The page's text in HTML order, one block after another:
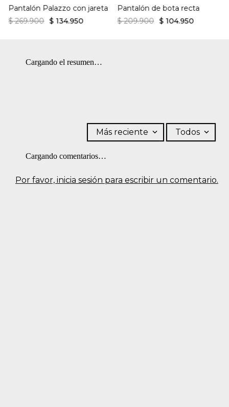
Pantalón Palazzo con jareta
$ 269.900 $ 134.950
Pantalón de bota recta
$ 209.900 $ 104.950
Cargando el resumen…
Por favor, inicia sesión para escribir un comentario.
Más reciente Todos
Cargando comentarios…